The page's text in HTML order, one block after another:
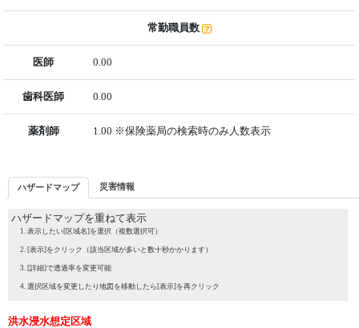
常勤職員数
医師 0.00
歯科医師 0.00
薬剤師 1.00 ※保険薬局の検索時のみ人数表示
ハザードマップ 災害情報
ハザードマップを重ねて表示
表示したい[区域名]を選択（複数選択可）
[表示]をクリック（該当区域が多いと数十秒かかります）
[詳細]で透過率を変更可能
選択区域を変更したり地図を移動したら[表示]を再クリック
洪水浸水想定区域